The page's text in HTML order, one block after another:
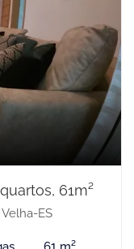
61m²
ES